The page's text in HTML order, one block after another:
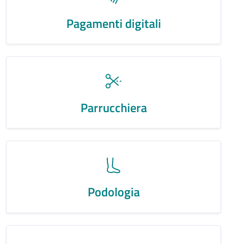
Pagamenti digitali
Parrucchiera
Podologia